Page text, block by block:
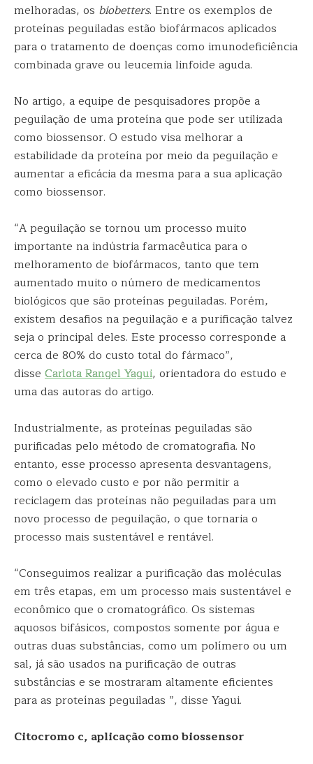
melhoradas, os biobetters. Entre os exemplos de
proteínas peguiladas estão biofármacos aplicados
para o tratamento de doenças como imunodeficiência
combinada grave ou leucemia linfoide aguda.
No artigo, a equipe de pesquisadores propõe a
peguilação de uma proteína que pode ser utilizada
como biossensor. O estudo visa melhorar a
estabilidade da proteína por meio da peguilação e
aumentar a eficácia da mesma para a sua aplicação
como biossensor.
“A peguilação se tornou um processo muito
importante na indústria farmacêutica para o
melhoramento de biofármacos, tanto que tem
aumentado muito o número de medicamentos
biológicos que são proteínas peguiladas. Porém,
existem desafios na peguilação e a purificação talvez
seja o principal deles. Este processo corresponde a
cerca de 80% do custo total do fármaco”,
disse Carlota Rangel Yagui, orientadora do estudo e
uma das autoras do artigo.
Industrialmente, as proteínas peguiladas são
purificadas pelo método de cromatografia. No
entanto, esse processo apresenta desvantagens,
como o elevado custo e por não permitir a
reciclagem das proteínas não peguiladas para um
novo processo de peguilação, o que tornaria o
processo mais sustentável e rentável.
“Conseguimos realizar a purificação das moléculas
em três etapas, em um processo mais sustentável e
econômico que o cromatográfico. Os sistemas
aquosos bifásicos, compostos somente por água e
outras duas substâncias, como um polímero ou um
sal, já são usados na purificação de outras
substâncias e se mostraram altamente eficientes
para as proteínas peguiladas ”, disse Yagui.
Citocromo c, aplicação como biossensor